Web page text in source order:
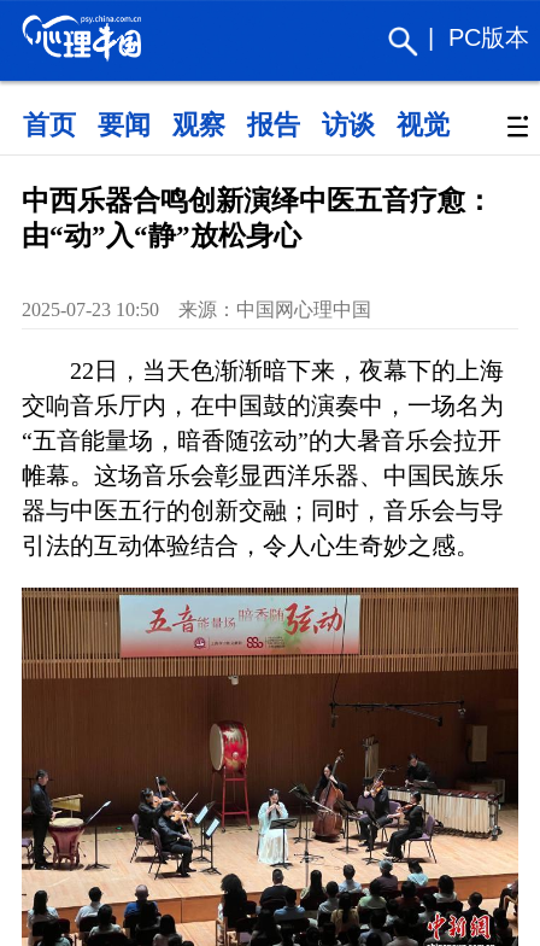
PC版本
首页 要闻 观察 报告 访谈 视觉 政策
中西乐器合鸣创新演绎中医五音疗愈：
由“动”入“静”放松身心
2025-07-23 10:50 来源：中国网心理中国
22日，当天色渐渐暗下来，夜幕下的上海
交响音乐厅内，在中国鼓的演奏中，一场名为
“五音能量场，暗香随弦动”的大暑音乐会拉开
帷幕。这场音乐会彰显西洋乐器、中国民族乐
器与中医五行的创新交融；同时，音乐会与导
引法的互动体验结合，令人心生奇妙之感。